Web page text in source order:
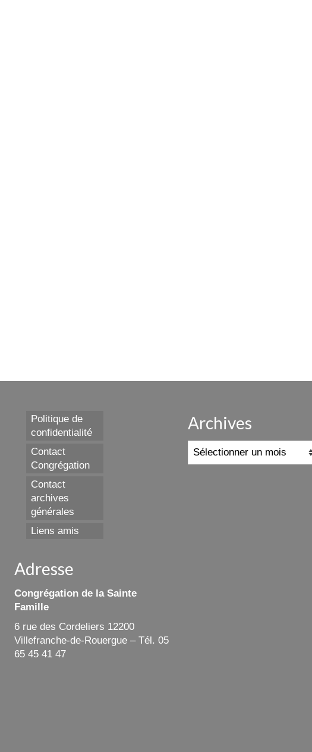
Politique de
confidentialité
Contact
Congrégation
Contact
archives
générales
Liens amis
Adresse
Congrégation de la Sainte
Famille
6 rue des Cordeliers 12200
Villefranche-de-Rouergue – Tél. 05
65 45 41 47
Archives
Archives